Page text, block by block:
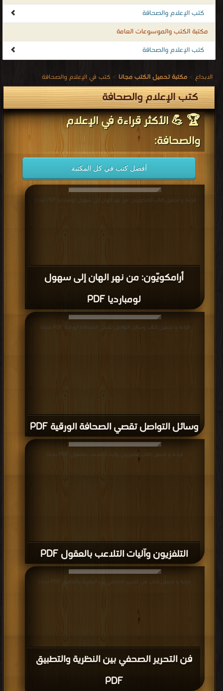
كتب الإعلام والصحافة
مكتبة الكتب والموسوعات العامة
كتب الإعلام والصحافة
الابداع > مكتبة تحميل الكتب مجانا > كتب في الإعلام والصحافة
كتب الإعلام والصحافة
🏆 💪 الأكثر قراءة في الإعلام
والصحافة:
أفضل كتب في كل المكتبة
أرامكويّون: من نهر الهان إلى سهول
لومبارديا PDF
قراءة و تحميل كتاب أرامكويّون: من نهر الهان إلى سهول لومبارديا PDF مجانا
وسائل التواصل تقصي الصحافة الورقية PDF
قراءة و تحميل كتاب وسائل التواصل تقصي الصحافة الورقية PDF مجانا
التلفزيون وآليات التلاعب بالعقول PDF
قراءة و تحميل كتاب التلفزيون وآليات التلاعب بالعقول PDF مجانا
فن التحرير الصحفي بين النظرية والتطبيق
PDF
قراءة و تحميل كتاب فن التحرير الصحفي بين النظرية والتطبيق PDF مجانا